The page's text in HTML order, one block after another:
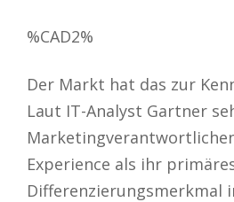
%CAD2%
Der Markt hat das zur
Laut IT-Analyst Gartner
Experience als ihr
Differenzierungsmerkmal